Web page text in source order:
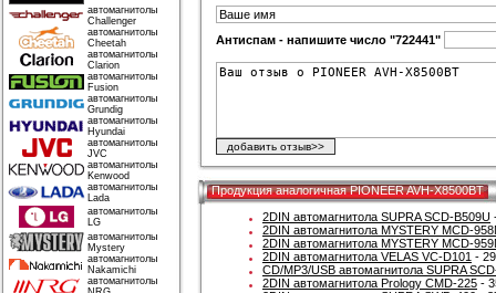
автомагнитолы
Challenger
автомагнитолы
Cheetah
автомагнитолы
Clarion
автомагнитолы
Fusion
автомагнитолы
Grundig
автомагнитолы
Hyundai
автомагнитолы
JVC
автомагнитолы
Kenwood
автомагнитолы
Lada
автомагнитолы
LG
автомагнитолы
Mystery
автомагнитолы
Nakamichi
автомагнитолы
Антиспам - напишите число "722441"
Продукция аналогичная PIONEER AVH-X8500BT
2DIN автомагнитола SUPRA SCD-B509U
2DIN автомагнитола MYSTERY MCD-
2DIN автомагнитола MYSTERY MCD-
2DIN автомагнитола VELAS VC-D101 -
CD/MP3/USB автомагнитола SUPRA
2DIN автомагнитола Prology CMD-225 -